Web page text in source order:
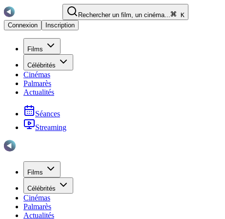
Rechercher un film, un cinéma...
K
Connexion
Inscription
Films
Célébrités
Cinémas
Palmarès
Actualités
Séances
Streaming
Films
Célébrités
Cinémas
Palmarès
Actualités